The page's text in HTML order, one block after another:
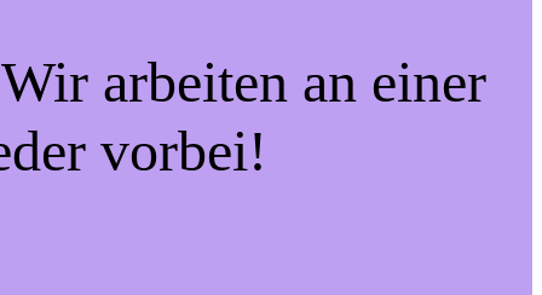
arbeiten an einer
vorbei!